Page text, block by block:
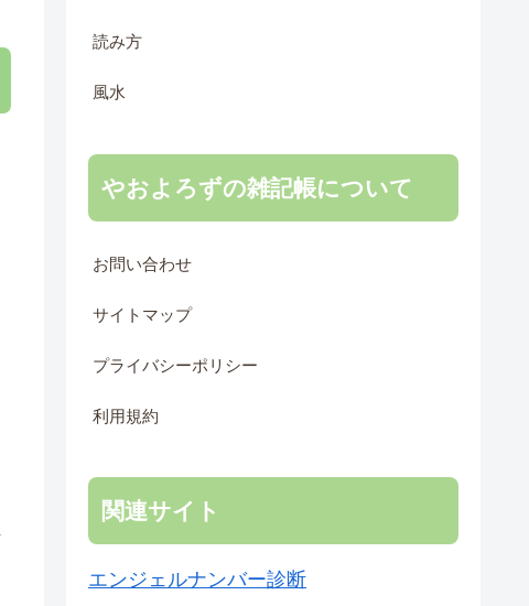
読み方
風水
やおよろずの雑記帳について
お問い合わせ
サイトマップ
プライバシーポリシー
利用規約
関連サイト
エンジェルナンバー診断